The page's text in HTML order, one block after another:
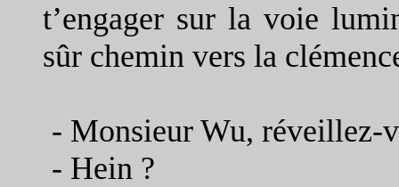
t’engager sur la voie
sûr chemin vers la
- Monsieur Wu, réveillez-
- Hein ?